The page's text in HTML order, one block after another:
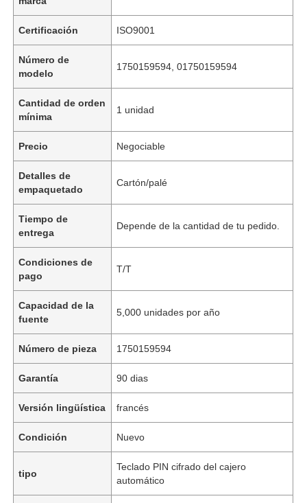
Certificación ISO9001
Número de
modelo
1750159594, 01750159594
Cantidad de orden
mínima
1 unidad
Precio Negociable
Detalles de
empaquetado
Cartón/palé
Tiempo de
entrega
Depende de la cantidad de tu pedido.
Condiciones de
pago
T/T
Capacidad de la
fuente
5,000 unidades por año
Número de pieza 1750159594
Garantía 90 dias
Versión lingüística francés
Condición Nuevo
tipo
Teclado PIN cifrado del cajero
automático